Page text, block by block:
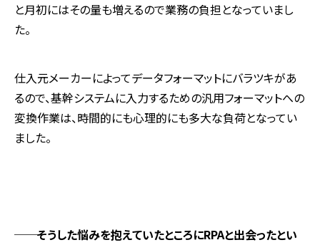
と月初にはその量も増えるので業務の負担となっていまし
た。
仕入元メーカーによってデータフォーマットにバラツキがあ
るので、基幹システムに入力するための汎用フォーマットへの
変換作業は、時間的にも心理的にも多大な負荷となってい
ました。
──そうした悩みを抱えていたところにRPAと出会ったとい